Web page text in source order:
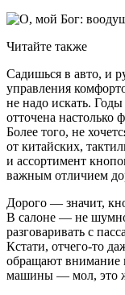
Читайте также
Садишься в авто, и
управления
не надо искать. Годы
отточена настолько
Более того, не
от китайских,
и ассортимент
важным отличием
Дорого — значит,
В салоне — не
разговаривать с
Кстати, отчего-то
обращают внимание
машины — мол, это